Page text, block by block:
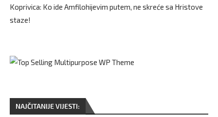
Koprivica: Ko ide Amfilohijevim putem, ne skreće sa Hristove
staze!
NAJČITANIJE VIJESTI: